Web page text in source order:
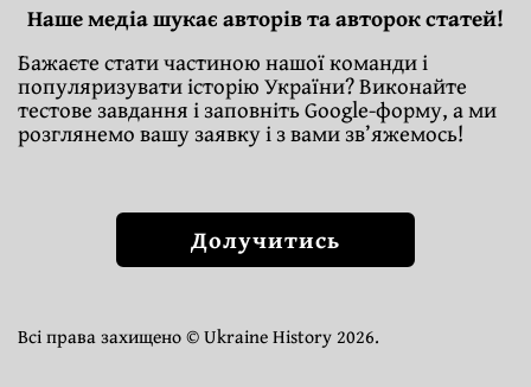
Наше медіа шукає авторів та авторок статей!
Бажаєте стати частиною нашої команди і
популяризувати історію України? Виконайте
тестове завдання і заповніть Google-форму, а ми
розглянемо вашу заявку і з вами зв’яжемось!
Долучитись
Всі права захищено © Ukraine History 2026.